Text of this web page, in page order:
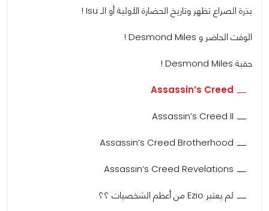
بذرة الصراع تظهر وتاريخ الحضارة الأولية أو الـ Isu !
الوقت الحاضر و Desmond Miles !
حقبة Desmond Miles !
Assassin’s Creed
Assassin’s Creed II
Assassin’s Creed Brotherhood
Assassin’s Creed Revelations
لم يعتبر Ezio من أعظم الشخصيات ؟؟